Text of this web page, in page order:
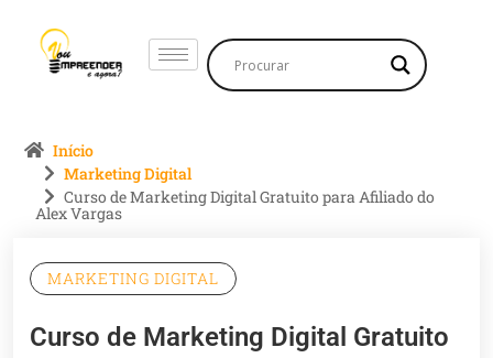
Início
Marketing Digital
Curso de Marketing Digital Gratuito para Afiliado do
Alex Vargas
MARKETING DIGITAL
Curso de Marketing Digital Gratuito